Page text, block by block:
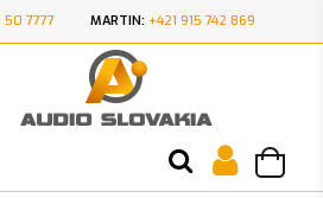
50 7777 MARTIN: +421 915 742 869